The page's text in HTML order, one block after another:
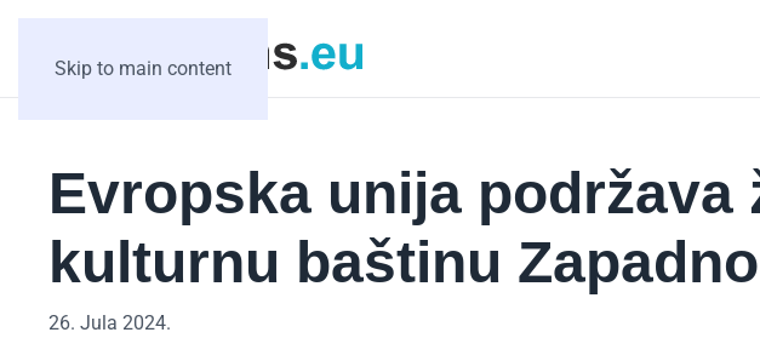
Skip to main content
Evropska unija podržava
kulturnu baštinu
26. Jula 2024.